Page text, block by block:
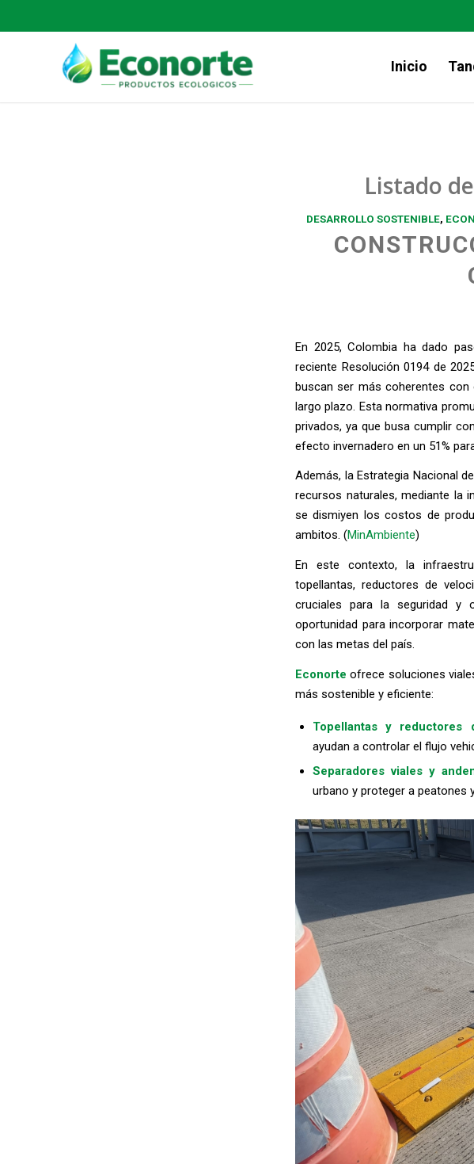
Inicio
Listado
DESARROLLO SOSTENIBLE,
En 2025, Colombia ha dado
reciente Resolución 0194 de
buscan ser más coherentes
largo plazo. Esta normativa
privados, ya que busa cumplir
efecto invernadero en un 51%
Además, la Estrategia Nacional de
recursos naturales, mediante la
se dismiyen los costos de
ambitos. (MinAmbiente)
En este contexto, la
topellantas, reductores de
cruciales para la seguridad y
oportunidad para incorporar
con las metas del país.
Econorte ofrece soluciones
más sostenible y eficiente:
Topellantas y reductores
ayudan a controlar el flujo
Separadores viales y
urbano y proteger a peatones